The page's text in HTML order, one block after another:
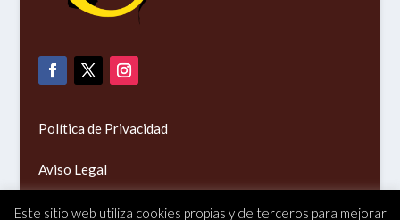
Política de Privacidad
Aviso Legal
Política de cookies (UE)
Este sitio web utiliza cookies propias y de terceros para mejorar